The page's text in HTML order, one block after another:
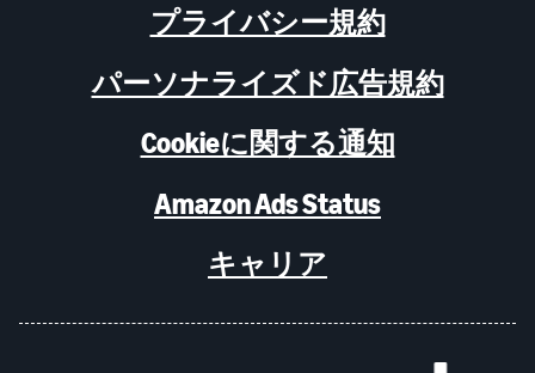
プライバシー規約
パーソナライズド広告規約
Cookieに関する通知
Amazon Ads Status
キャリア